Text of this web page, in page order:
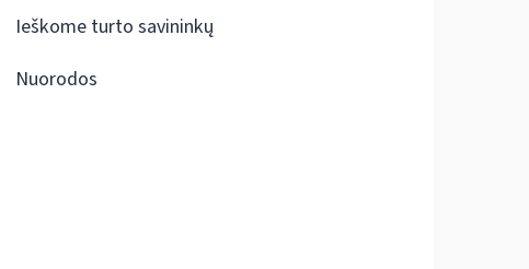
Ieškome turto savininkų
Nuorodos